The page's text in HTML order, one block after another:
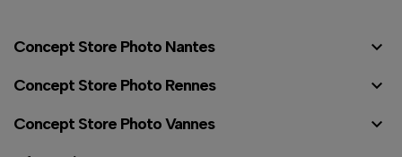
Concept Store Photo Nantes 
Concept Store Photo Rennes 
Concept Store Photo Vannes 